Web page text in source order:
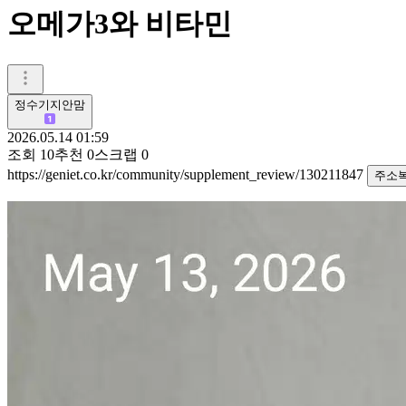
오메가3와 비타민
정수기지안맘
2026.05.14 01:59
조회 10추천 0스크랩 0
https://geniet.co.kr/community/supplement_review/130211847
주소